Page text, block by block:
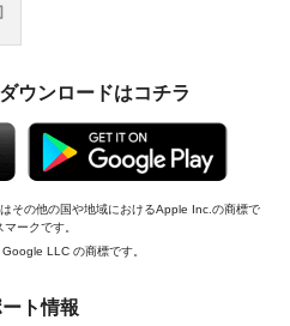
ウンロードはコチラ
その他の国や地域におけるApple Inc.の商標で
ークです。
LLC の商標です。
ト情報